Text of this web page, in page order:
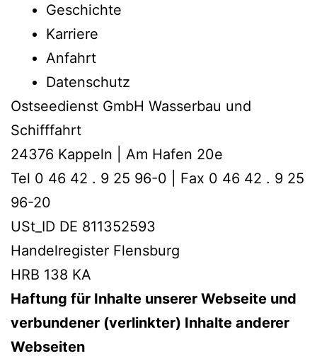
Geschichte
Karriere
Anfahrt
Datenschutz
Ostseedienst GmbH Wasserbau und
Schifffahrt
24376 Kappeln | Am Hafen 20e
Tel 0 46 42 . 9 25 96-0 | Fax 0 46 42 . 9 25
96-20
USt_ID DE 811352593
Handelregister Flensburg
HRB 138 KA
Haftung für Inhalte unserer Webseite und
verbundener (verlinkter) Inhalte anderer
Webseiten